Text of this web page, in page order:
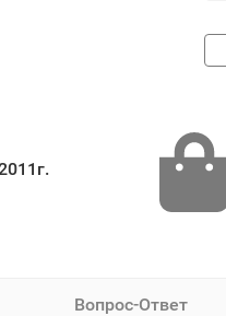
Вопрос-Ответ